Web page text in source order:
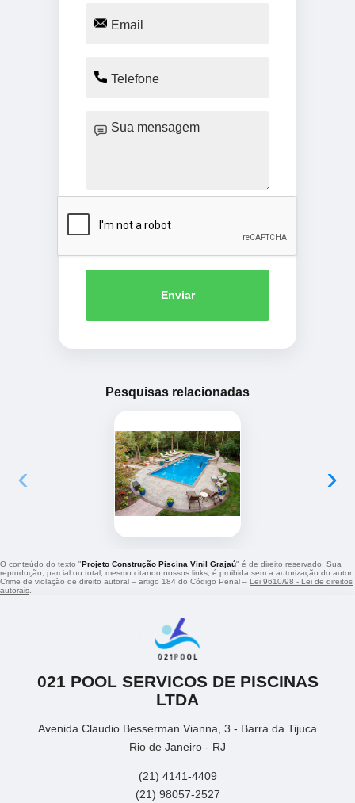
Enviar
Pesquisas relacionadas
‹ ›
O conteúdo do texto "Projeto Construção Piscina Vinil Grajaú" é de direito reservado. Sua
reprodução, parcial ou total, mesmo citando nossos links, é proibida sem a autorização do autor.
Crime de violação de direito autoral – artigo 184 do Código Penal – Lei 9610/98 - Lei de direitos
autorais
021 POOL SERVICOS DE PISCINAS
LTDA
Avenida Claudio Besserman Vianna, 3 - Barra da Tijuca
Rio de Janeiro - RJ
(21) 4141-4409
(21) 98057-2527